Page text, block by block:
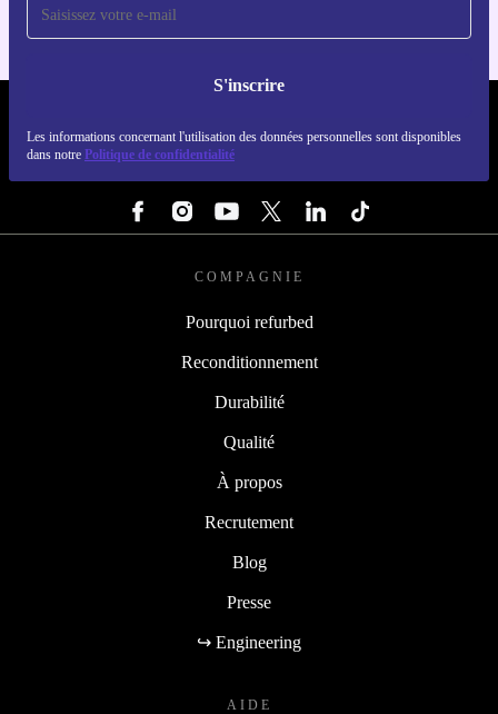
S'inscrire
Les informations concernant l'utilisation des données personnelles sont disponibles
dans notre Politique de confidentialité
COMPAGNIE
Pourquoi refurbed
Reconditionnement
Durabilité
Qualité
À propos
Recrutement
Blog
Presse
↪ Engineering
AIDE